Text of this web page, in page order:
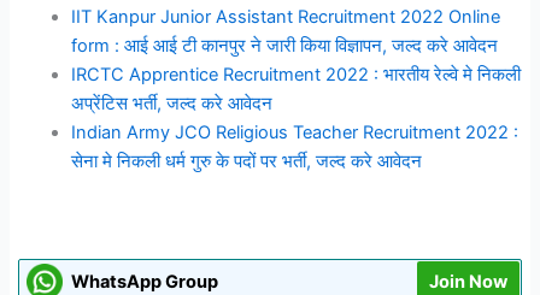
IIT Kanpur Junior Assistant Recruitment 2022 Online
form : आई आई टी कानपुर ने जारी किया विज्ञापन, जल्द करे आवेदन
IRCTC Apprentice Recruitment 2022 : भारतीय रेल्वे मे निकली
अप्रेंटिस भर्ती, जल्द करे आवेदन
Indian Army JCO Religious Teacher Recruitment 2022 :
सेना मे निकली धर्म गुरु के पदों पर भर्ती, जल्द करे आवेदन
WhatsApp Group Join Now